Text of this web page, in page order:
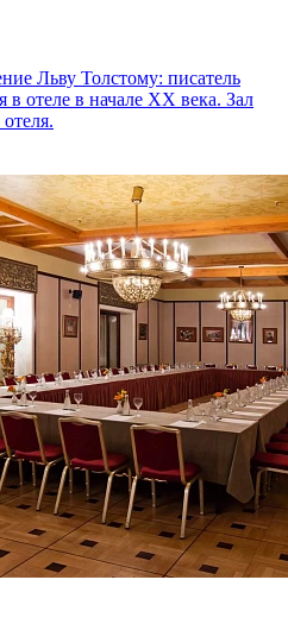
Льву Толстому: писатель
в отеле в начале XX века. Зал